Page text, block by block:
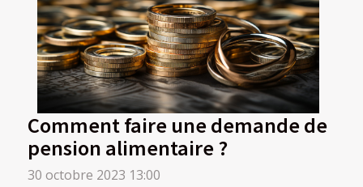
Comment faire une demande de
pension alimentaire ?
30 octobre 2023 13:00